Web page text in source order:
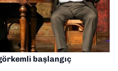
başlangıç